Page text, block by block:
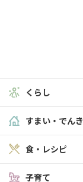
くらし
すまい・でんき
食・レシピ
子育て